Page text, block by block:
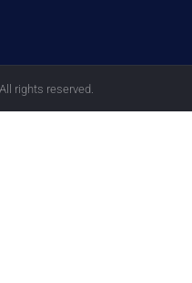
rights reserved.